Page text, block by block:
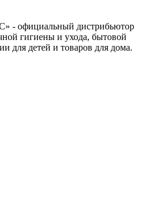
- официальный дистрибьютор
гигиены и ухода, бытовой
для детей и товаров для дома.